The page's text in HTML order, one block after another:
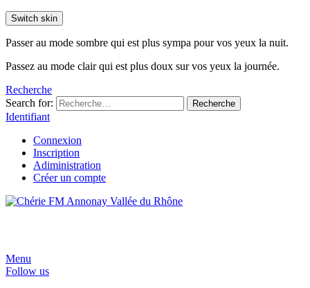
Switch skin
Passer au mode sombre qui est plus sympa pour vos yeux la nuit.
Passez au mode clair qui est plus doux sur vos yeux la journée.
Recherche
Search for:
Recherche
Identifiant
Connexion
Inscription
Adiministration
Créer un compte
Menu
Follow us